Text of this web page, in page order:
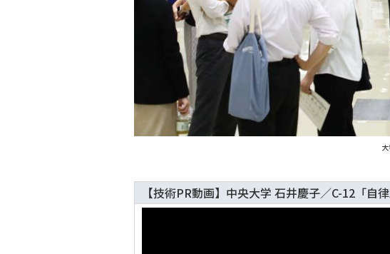
【技術PR動画】中央大学 石井慶子／C-12「自